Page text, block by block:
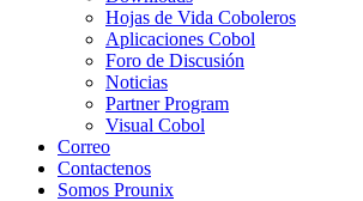
Hojas de Vida Coboleros
Aplicaciones Cobol
Foro de Discusión
Noticias
Partner Program
Visual Cobol
Correo
Contactenos
Somos Prounix